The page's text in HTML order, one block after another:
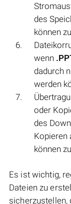
des
können
wenn
dadurch
werden
oder
des
Kopieren
können
Es ist wichtig,
Dateien zu